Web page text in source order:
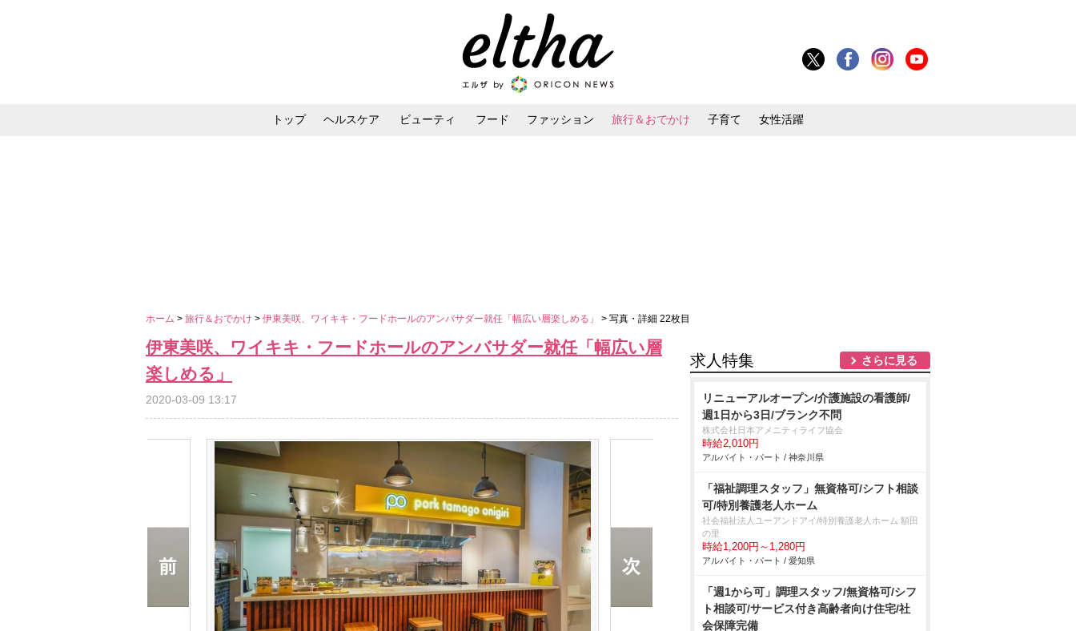
トップ ヘルスケア ビューティ フード ファッション 旅行＆おでかけ 子育て 女性活躍
ホーム > 旅行＆おでかけ > 伊東美咲、ワイキキ・フードホールのアンバサダー就任「幅広い層楽しめる」 > 写真・詳細 22枚目
伊東美咲、ワイキキ・フードホールのアンバサダー就任「幅広い層
楽しめる」
2020-03-09 13:17
求人特集 さらに見る
リニューアルオープン/介護施設の看護師/
週1日から3日/ブランク不問
株式会社日本アメニティライフ協会
時給2,010円
アルバイト・パート / 神奈川県
「福祉調理スタッフ」無資格可/シフト相談
可/特別養護老人ホーム
社会福祉法人ユーアンドアイ/特別養護老人ホーム 額田
の里
時給1,200円～1,280円
アルバイト・パート / 愛知県
「週1から可」調理スタッフ/無資格可/シフ
ト相談可/サービス付き高齢者向け住宅/社
会保障完備